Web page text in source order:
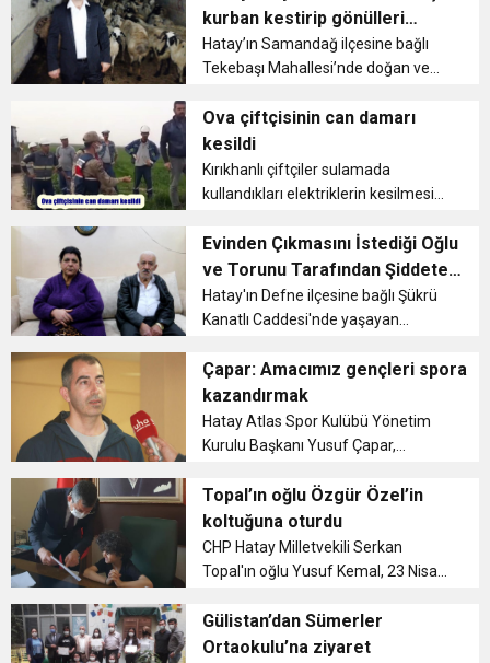
Cumhuriyet, Türk Milletinin Özgürlük
ve Onur Nişanesidir
6:19 HBB BAŞKANI ÖNTÜRK’ÜN
CUMHURİYET BAYRAMI MESAJI
KURUMLAR VERGİSİ ERTELENDİ
1:00 İTSO İŞ-KUR SGK TOPLANTI
DUYURUSU
21:40 CEYLANDERE’DE BAŞKAN EMRAH
KARAÇAY’A SEVGİ SELİ
18:22 BAŞKAN SAMİ ÜSTÜN’DEN
GÖNÜLLERE DOKUNAN ZİYARET
yetim çocuğa yemek ikramında
bulundu....
kurban kestirip gönülleri
fethetti
Hatay’ın Samandağ ilçesine bağlı
Tekebaşı Mahallesi’nde doğan ve
gönüllü hayırsever Ali Gümüş,
ihtiyaç sahipleri için 50 koyun ve 1
dana kestirdi. ...
Ova çiftçisinin can damarı
kesildi
Kırıkhanlı çiftçiler sulamada
kullandıkları elektriklerin kesilmesine
Evinden Çıkmasını İstediği Oğlu
ve Torunu Tarafından Şiddete
Uğradı
Hatay'ın Defne ilçesine bağlı Şükrü
Kanatlı Caddesi'nde yaşayan
olmalarından dolayı devletten
yardım bekliyor....
Çapar: Amacımız gençleri spora
kazandırmak
Hatay Atlas Spor Kulübü Yönetim
Kurulu Başkanı Yusuf Çapar,
teknolojiye mahkumiyetlerini
sonlandırarak spora kazandırmak
olduğunu belirtti....
Topal’ın oğlu Özgür Özel’in
koltuğuna oturdu
CHP Hatay Milletvekili Serkan
Topal'ın oğlu Yusuf Kemal, 23 Nisan
dolayısıyla CHP Grup Başkanvekili
Özgür Özel'in koltuğuna oturdu....
Gülistan’dan Sümerler
Ortaokulu’na ziyaret